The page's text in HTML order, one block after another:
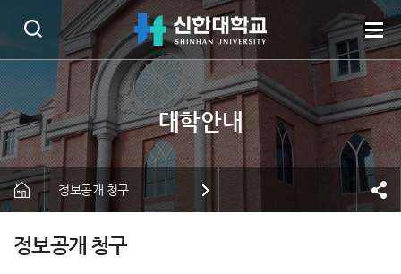
정보공개 청구
정보공개 청구